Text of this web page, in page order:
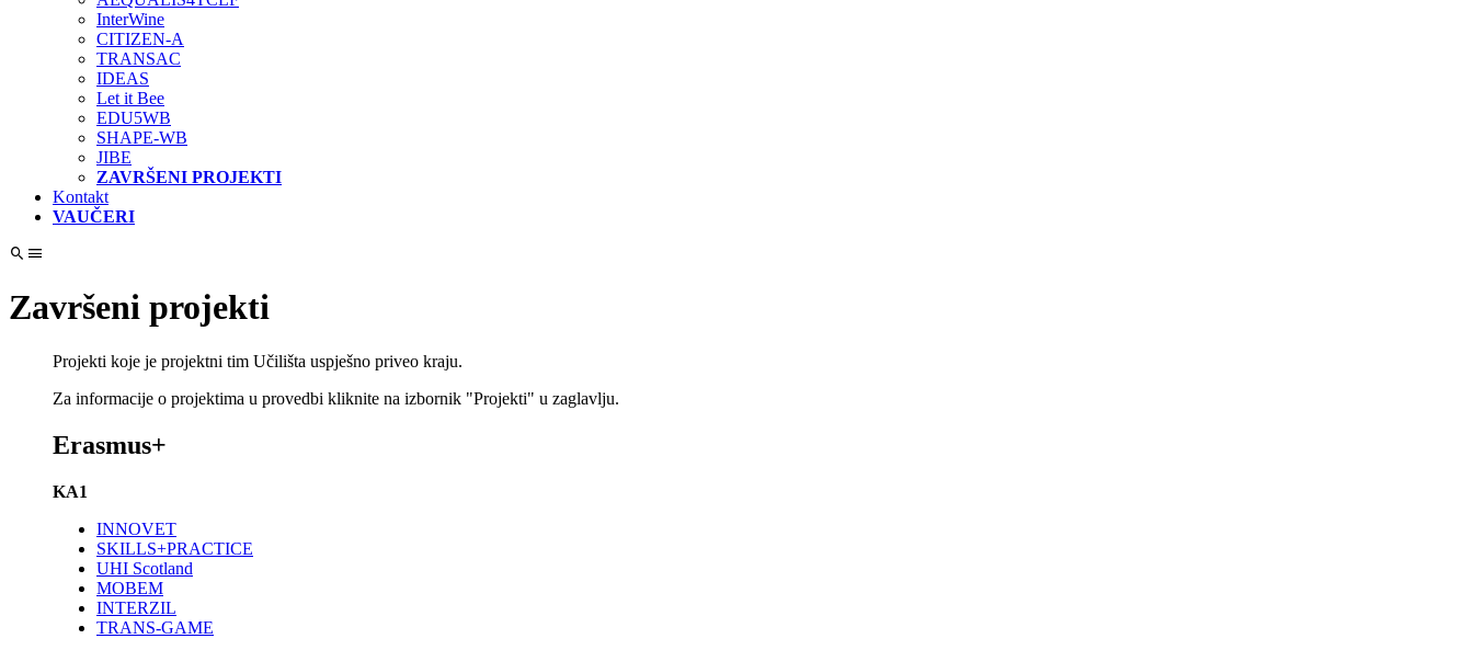
InterWine
CITIZEN-A
TRANSAC
IDEAS
Let it Bee
EDU5WB
SHAPE-WB
JIBE
ZAVRŠENI PROJEKTI
Kontakt
VAUČERI
Završeni projekti
Projekti koje je projektni tim Učilišta uspješno priveo kraju.
Za informacije o projektima u provedbi kliknite na izbornik "Projekti" u zaglavlju.
Erasmus+
KA1
INNOVET
SKILLS+PRACTICE
UHI Scotland
MOBEM
INTERZIL
TRANS-GAME